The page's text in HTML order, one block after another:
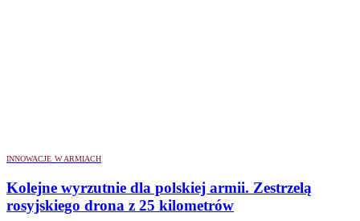
INNOWACJE W ARMIACH
Kolejne wyrzutnie dla polskiej armii. Zestrzelą
rosyjskiego drona z 25 kilometrów